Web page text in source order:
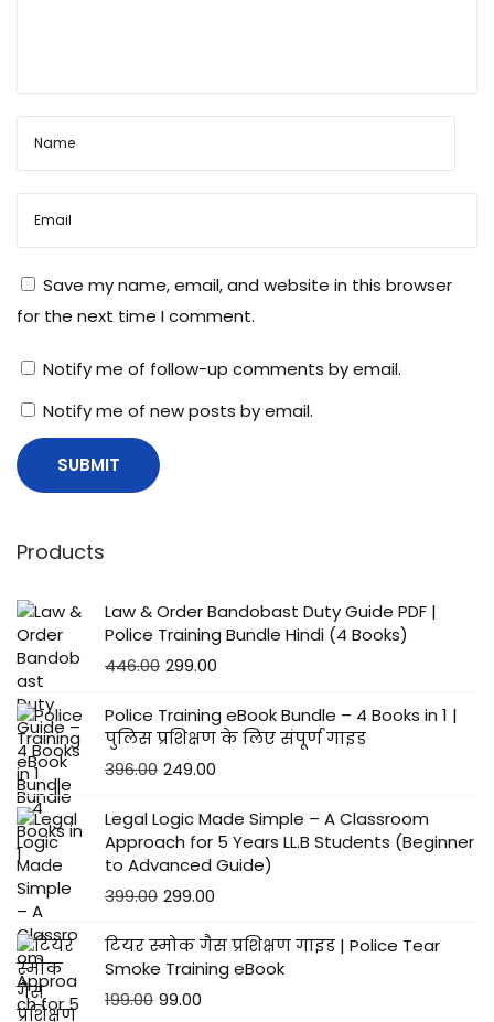
Save my name, email, and website in this browser
for the next time I comment.
Notify me of follow-up comments by email.
Notify me of new posts by email.
Products
Law & Order Bandobast Duty Guide PDF |
Police Training Bundle Hindi (4 Books)
446.00 299.00
Police Training eBook Bundle – 4 Books in 1 |
पुलिस प्रशिक्षण के लिए संपूर्ण गाइड
396.00 249.00
Legal Logic Made Simple – A Classroom
Approach for 5 Years LL.B Students (Beginner
to Advanced Guide)
399.00 299.00
टियर स्मोक गैस प्रशिक्षण गाइड | Police Tear
Smoke Training eBook
199.00 99.00